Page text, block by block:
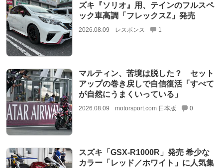
ズキ『ソリオ』用、テインのフルスペ
ック車高調「フレックスZ」発売
2026.08.09 レスポンス 1
マルティン、苦境は脱した？ セット
アップの巻き戻しで自信復活「すべて
が自然にうまくいっている」
2026.08.09 motorsport.com 日本版 0
スズキ「GSX-R1000R」発売 希少な
カラー「レッド／ホワイト」に人気集